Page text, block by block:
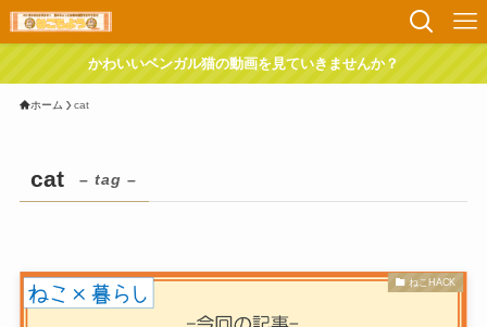
かわいいベンガル猫の動画を見ていきませんか？
ホーム cat
cat – tag –
ねこHACK